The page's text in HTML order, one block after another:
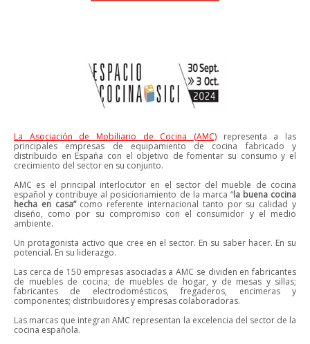
La Asociación de Mobiliario de Cocina (AMC)
representa a las
principales empresas de equipamiento de cocina fabricado y
distribuido en España con el objetivo de fomentar su consumo y el
crecimiento del sector en su conjunto.
AMC es el principal interlocutor en el sector del mueble de cocina
español y contribuye al posicionamiento de la marca “la buena cocina
hecha en casa”como referente internacional tanto por su calidad y
diseño, como por su compromiso con el consumidor y el medio
ambiente.
Un protagonista activo que cree en el sector. En su saber hacer. En su
potencial. En su liderazgo.
Las cerca de 150 empresas asociadas a AMC se dividen en fabricantes
de muebles de cocina; de muebles de hogar, y de mesas y sillas;
fabricantes de electrodomésticos, fregaderos, encimeras y
componentes; distribuidores y empresas colaboradoras.
Las marcas que integran AMC representan la excelencia del sector de la
cocina española.